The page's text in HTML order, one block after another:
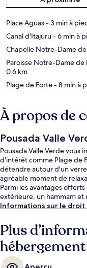
Place Aguas- 3 min à
Canal d'Itajuru- 6 min à
Chapelle Notre-Dame
Paroisse Notre-Dame
0.6 km
Plage de Forte- 8 min à
À propos de
Pousada Valle
Pousada Valle Verde vous
d'intérêt comme Plage de
détendre autour d'un
agréable moment de
Parmi les avantages
extérieure, un hammam et
Informations sur le
Plus
hébergement